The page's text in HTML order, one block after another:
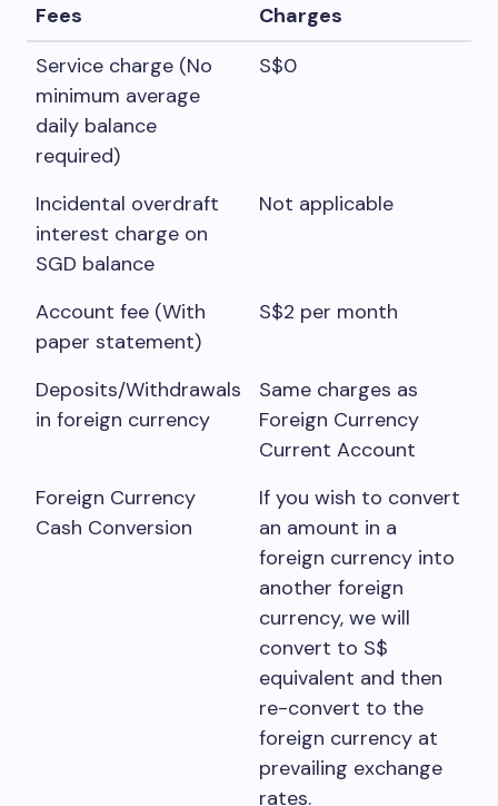
Fees
Charges
Service charge (No
minimum average
daily balance
required)
S$0
Incidental overdraft
interest charge on
SGD balance
Not applicable
Account fee (With
paper statement)
S$2 per month
Deposits/Withdrawals
in foreign currency
Same charges as
Foreign Currency
Current Account
Foreign Currency
Cash Conversion
If you wish to convert
an amount in a
foreign currency into
another foreign
currency, we will
convert to S$
equivalent and then
re-convert to the
foreign currency at
prevailing exchange
rates.